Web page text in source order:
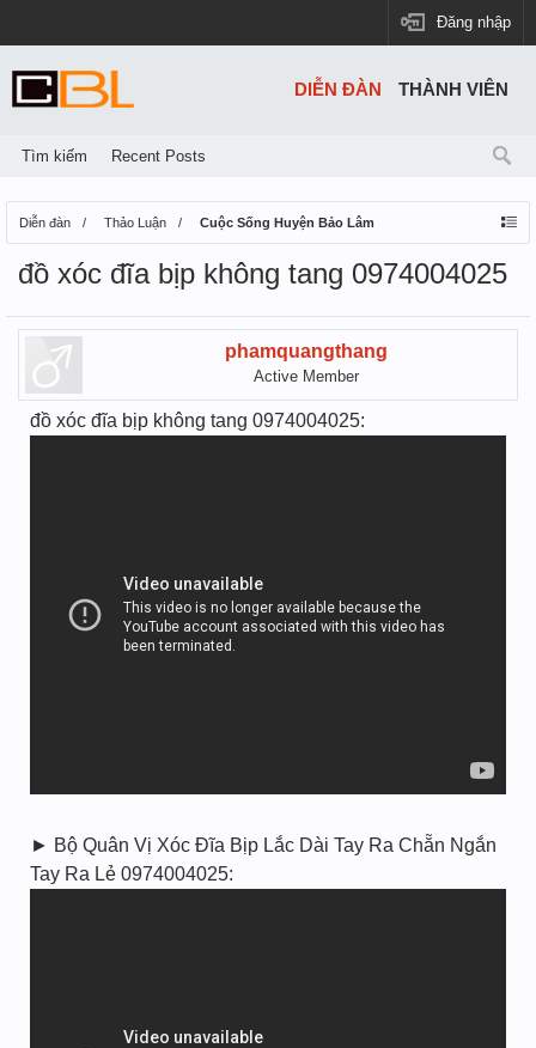
Đăng nhập
Diễn đàn Thảo Luận Cuộc Sống Huyện Bảo Lâm
đồ xóc đĩa bịp không tang 0974004025
phamquangthang
Active Member
đồ xóc đĩa bịp không tang 0974004025:
► Bộ Quân Vị Xóc Đĩa Bịp Lắc Dài Tay Ra Chẵn Ngắn
Tay Ra Lẻ 0974004025:
DIỄN ĐÀN
Tìm kiếm Recent Posts
THÀNH VIÊN